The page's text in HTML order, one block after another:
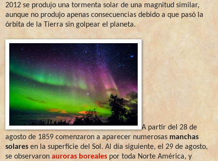
2012 se produjo una tormenta solar de una magnitud similar,
aunque no produjo apenas consecuencias debido a que pasó la
órbita de la Tierra sin golpear el planeta.
A partir del 28 de
agosto de 1859 comenzaron a aparecer numerosas manchas
solares en la superficie del Sol. Al día siguiente, el 29 de agosto,
se observaron auroras boreales por toda Norte América, y